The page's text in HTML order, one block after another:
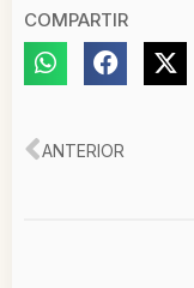
COMPARTIR
Ant
ANTERIOR